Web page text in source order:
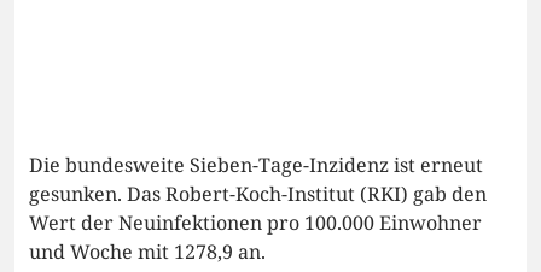
Die bundesweite Sieben-Tage-Inzidenz ist erneut
gesunken. Das Robert-Koch-Institut (RKI) gab den
Wert der Neuinfektionen pro 100.000 Einwohner
und Woche mit 1278,9 an.